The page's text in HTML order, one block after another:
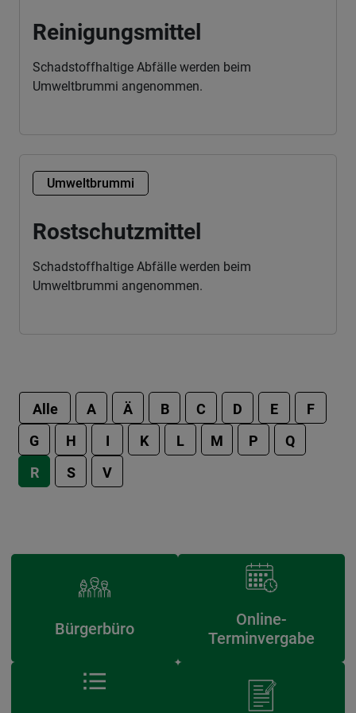
Reinigungsmittel
Schadstoffhaltige Abfälle werden beim
Umweltbrummi angenommen.
Umweltbrummi
Rostschutzmittel
Schadstoffhaltige Abfälle werden beim
Umweltbrummi angenommen.
Alle A Ä B C D E
F
G
H I K L M P
Q
R
S V
Bürgerbüro
Online-
Terminvergabe